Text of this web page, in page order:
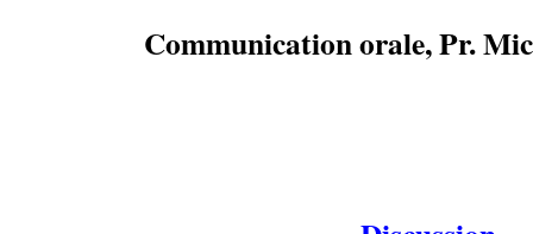
Communication orale, Pr.